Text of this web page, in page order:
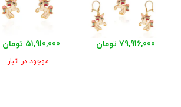
79,916,000 تومان 51,910,000 تومان
موجود در انبار